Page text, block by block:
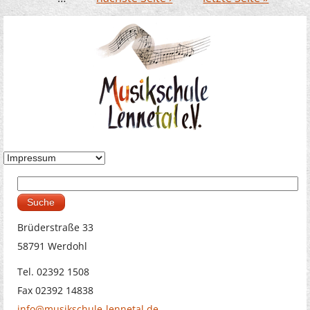
Suchformular
Brüderstraße 33
58791 Werdohl
Tel. 02392 1508
Fax 02392 14838